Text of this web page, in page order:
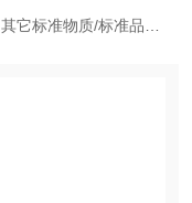
其它标准物质/标准品